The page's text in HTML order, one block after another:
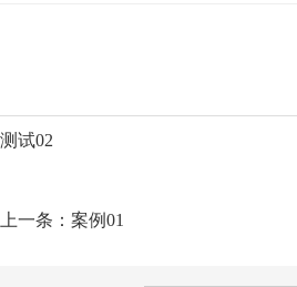
测试02
上一条： 案例01